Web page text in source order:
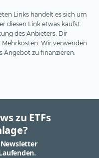
Links handelt es sich um
diesen Link etwas kaufst
des Anbieters. Dir
Wir verwenden
Angebot zu finanzieren.
zu ETFs